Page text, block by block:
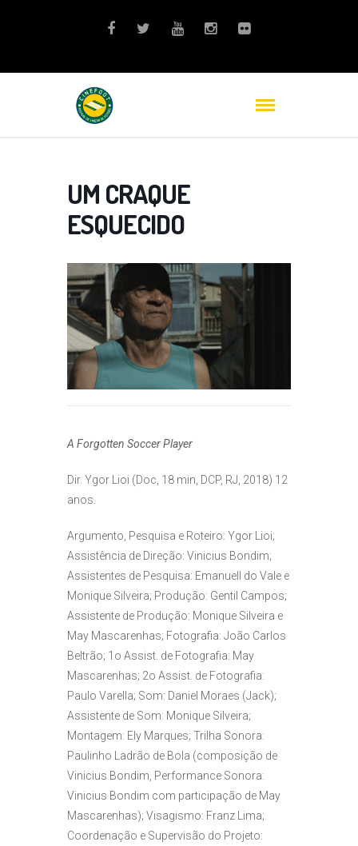
UM CRAQUE
ESQUECIDO
A Forgotten Soccer Player
Dir. Ygor Lioi (Doc, 18 min, DCP, RJ, 2018) 12
anos.
Argumento, Pesquisa e Roteiro: Ygor Lioi;
Assistência de Direção: Vinicius Bondim;
Assistentes de Pesquisa: Emanuell do Vale e
Monique Silveira; Produção: Gentil Campos;
Assistente de Produção: Monique Silveira e
May Mascarenhas; Fotografia: João Carlos
Beltrão; 1o Assist. de Fotografia: May
Mascarenhas; 2o Assist. de Fotografia:
Paulo Varella; Som: Daniel Moraes (Jack);
Assistente de Som: Monique Silveira;
Montagem: Ely Marques; Trilha Sonora:
Paulinho Ladrão de Bola (composição de
Vinicius Bondim, Performance Sonora:
Vinicius Bondim com participação de May
Mascarenhas); Visagismo: Franz Lima;
Coordenação e Supervisão do Projeto: